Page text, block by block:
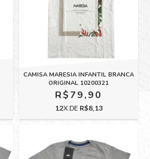
CAMISA MARESIA INFANTIL BRANCA
ORIGINAL 10200321
R$79,90
12X DE R$8,13